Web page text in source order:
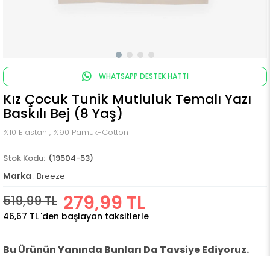
WHATSAPP DESTEK HATTI
Kız Çocuk Tunik Mutluluk Temalı Yazı
Baskılı Bej (8 Yaş)
%10 Elastan , %90 Pamuk-Cotton
(19504-53)
Marka : Breeze
519,99 TL 279,99 TL
46,67 TL 'den başlayan taksitlerle
Bu Ürünün Yanında Bunları Da Tavsiye Ediyoruz.